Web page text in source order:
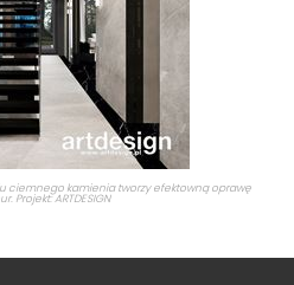
ciemnego kamienia tworzy efektowną oprawę
Projekt: ARTDESIGN